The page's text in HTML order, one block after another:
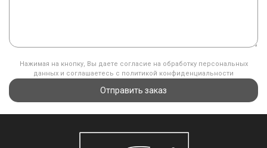
Нажимая на кнопку, Вы даете согласие на обработку персональных
данных и соглашаетесь с политикой конфиденциальности
Отправить заказ